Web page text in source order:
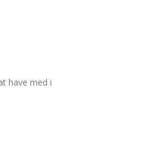
have med i